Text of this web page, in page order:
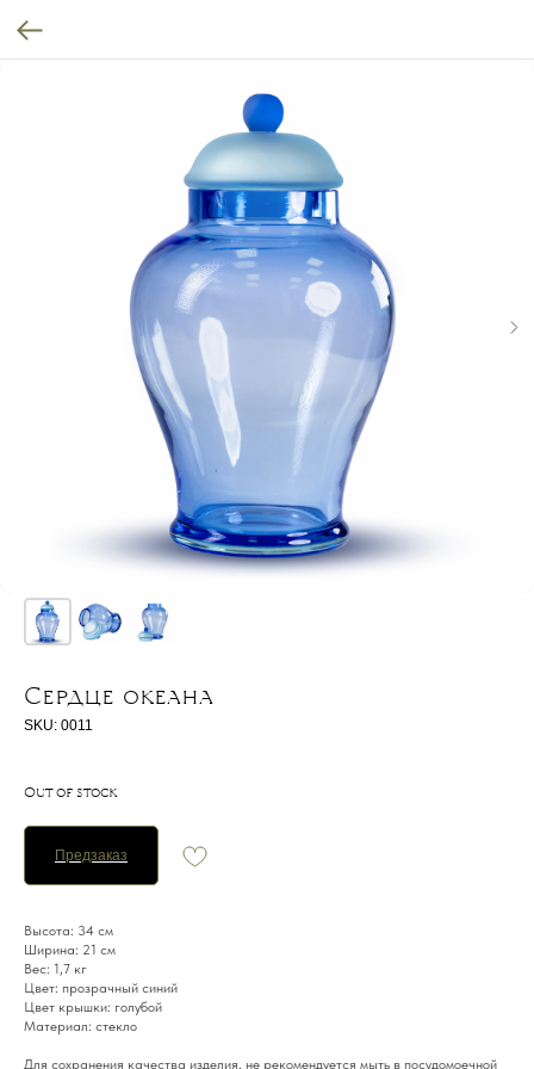
Сердце океана
SKU: 0011
Out of stock
Предзаказ
Высота: 34 см
Ширина: 21 см
Вес: 1,7 кг
Цвет: прозрачный синий
Цвет крышки: голубой
Материал: стекло
Для сохранения качества изделия, не рекомендуется мыть в посудомоечной